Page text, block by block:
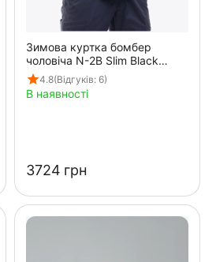
Зимова куртка бомбер
чоловіча N-2B Slim Black
чорна
4.8(Відгуків: 6)
В наявності
‍3724‍ грн